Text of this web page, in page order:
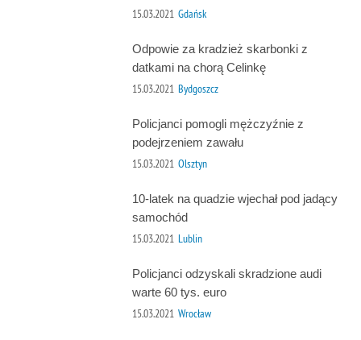
15.03.2021 Gdańsk
Odpowie za kradzież skarbonki z
datkami na chorą Celinkę
15.03.2021 Bydgoszcz
Policjanci pomogli mężczyźnie z
podejrzeniem zawału
15.03.2021 Olsztyn
10-latek na quadzie wjechał pod jadący
samochód
15.03.2021 Lublin
Policjanci odzyskali skradzione audi
warte 60 tys. euro
15.03.2021 Wrocław